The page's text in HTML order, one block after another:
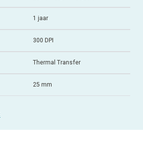
1 jaar
300 DPI
Thermal Transfer
25 mm